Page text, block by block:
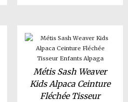
Métis Sash Weaver
Kids Alpaca Ceinture
Fléchée Tisseur